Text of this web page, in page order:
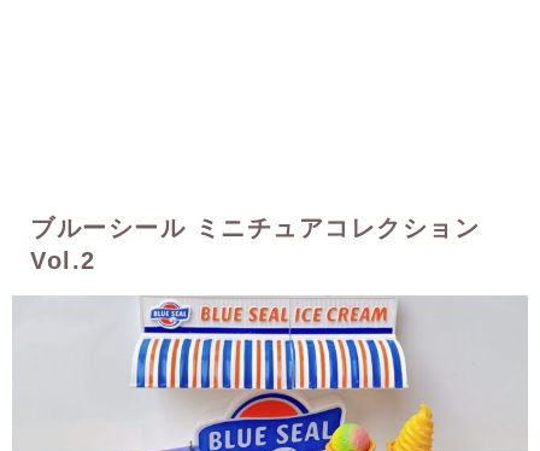
ブルーシール ミニチュアコレクション
Vol.2